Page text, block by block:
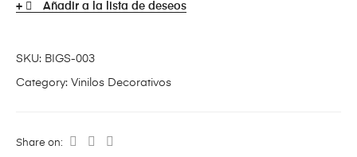
Añadir a la lista de deseos
SKU: BIGS-003
Category: Vinilos Decorativos
Share on: